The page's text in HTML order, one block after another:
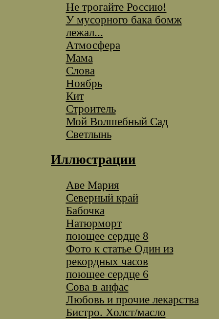
Не трогайте Россию!
У мусорного бака бомж
лежал...
Атмосфера
Мама
Слова
Ноябрь
Кит
Строитель
Мой Волшебный Сад
Светлынь
Иллюстрации
Аве Мария
Северный край
Бабочка
Натюрморт
поющее сердце 8
Фото к статье Один из
рекордных часов
поющее сердце 6
Сова в анфас
Любовь и прочие лекарства
Бистро. Холст/масло